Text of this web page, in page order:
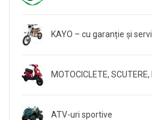
KAYO – cu garanție și
MOTOCICLETE,
ATV-uri sportive